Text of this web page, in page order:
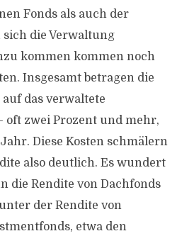
Fonds als auch der
sich die Verwaltung
kommen kommen noch
Insgesamt betragen die
auf das verwaltete
oft zwei Prozent und mehr,
Diese Kosten schmälern
also deutlich. Es wundert
die Rendite von Dachfonds
der Rendite von
etwa den